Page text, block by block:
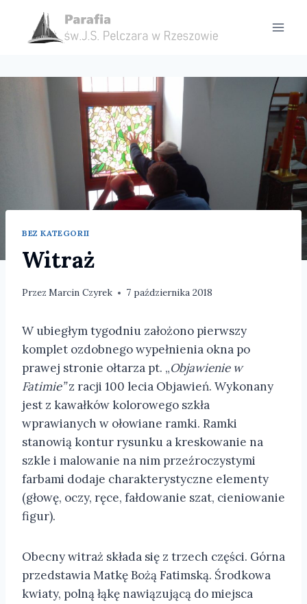
treści
BEZ KATEGORII
Witraż
Przez Marcin Czyrek 7 października 2018
W ubiegłym tygodniu założono pierwszy
komplet ozdobnego wypełnienia okna po
prawej stronie ołtarza pt. „Objawienie w
Fatimie”z racji 100 lecia Objawień. Wykonany
jest z kawałków kolorowego szkła
wprawianych w ołowiane ramki. Ramki
stanowią kontur rysunku a kreskowanie na
szkle i malowanie na nim przeźroczystymi
farbami dodaje charakterystyczne elementy
(głowę, oczy, ręce, fałdowanie szat, cieniowanie
figur).
Obecny witraż składa się z trzech części. Górna
przedstawia Matkę Bożą Fatimską. Środkowa
kwiaty, polną łąkę nawiązującą do miejsca